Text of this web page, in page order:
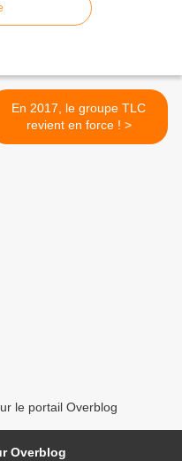
En 2017, le groupe TLC
revient en force ! >
le portail Overblog
Overblog